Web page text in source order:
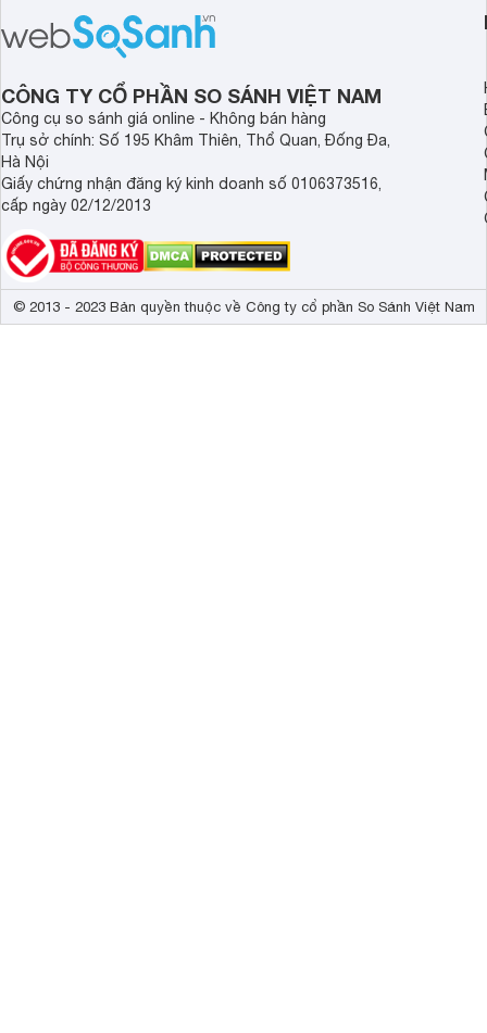
sở hữu khả năng làm mát tốt mà còn
có giá bán rất hợp lý.
phòng ngủ, phòng
CÔNG TY CỔ PHẦN SO SÁNH VIỆT NAM
Công cụ so sánh giá online - Không bán hàng
Trụ sở chính: Số 195 Khâm Thiên, Thổ Quan, Đống Đa,
Hà Nội
Giấy chứng nhận đăng ký kinh doanh số 0106373516,
cấp ngày 02/12/2013
© 2013 - 2023 Bản quyền thuộc về Công ty cổ phần So Sánh Việt Nam